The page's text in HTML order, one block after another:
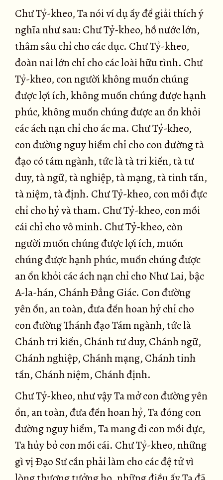
Chư Tỷ-kheo, Ta nói ví dụ ấy để giải thích ý
nghĩa như sau: Chư Tỷ-kheo, hồ nước lớn,
thâm sâu chỉ cho các dục. Chư Tỷ-kheo,
đoàn nai lớn chỉ cho các loài hữu tình. Chư
Tỷ-kheo, con người không muốn chúng
được lợi ích, không muốn chúng được hạnh
phúc, không muốn chúng được an ổn khỏi
các ách nạn chỉ cho ác ma. Chư Tỷ-kheo,
con đường nguy hiểm chỉ cho con đường tà
đạo có tám ngành, tức là tà tri kiến, tà tư
duy, tà ngữ, tà nghiệp, tà mạng, tà tinh tấn,
tà niệm, tà định. Chư Tỷ-kheo, con mồi đực
chỉ cho hỷ và tham. Chư Tỷ-kheo, con mồi
cái chỉ cho vô minh. Chư Tỷ-kheo, còn
người muốn chúng được lợi ích, muốn
chúng được hạnh phúc, muốn chúng được
an ổn khỏi các ách nạn chỉ cho Như Lai, bậc
A-la-hán, Chánh Ðẳng Giác. Con đường
yên ổn, an toàn, đưa đến hoan hỷ chỉ cho
con đường Thánh đạo Tám ngành, tức là
Chánh tri kiến, Chánh tư duy, Chánh ngữ,
Chánh nghiệp, Chánh mạng, Chánh tinh
tấn, Chánh niệm, Chánh định.
Chư Tỷ-kheo, như vậy Ta mở con đường yên
ổn, an toàn, đưa đến hoan hỷ, Ta đóng con
đường nguy hiểm, Ta mang đi con mồi đực,
Ta hủy bỏ con mồi cái. Chư Tỷ-kheo, những
gì vị Ðạo Sư cần phải làm cho các đệ tử vì